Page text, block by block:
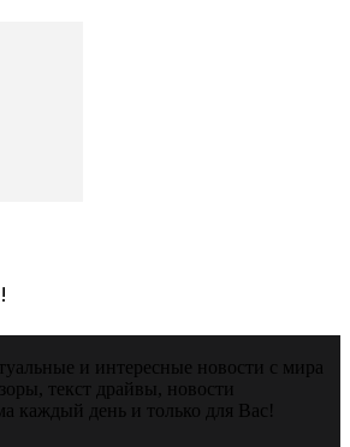
и интересные новости с мира
текст драйвы, новости
каждый день и только для Вас!